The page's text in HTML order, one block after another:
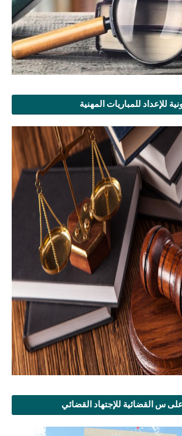
للإعداد للمباريات المهنية
س القضائية للإجتهاد القضائي